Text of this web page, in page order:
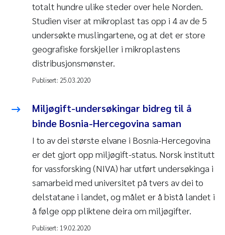
totalt hundre ulike steder over hele Norden.
Studien viser at mikroplast tas opp i 4 av de 5
undersøkte muslingartene, og at det er store
geografiske forskjeller i mikroplastens
distribusjonsmønster.
Publisert: 25.03.2020
Miljøgift-undersøkingar bidreg til å
binde Bosnia-Hercegovina saman
I to av dei største elvane i Bosnia-Hercegovina
er det gjort opp miljøgift-status. Norsk institutt
for vassforsking (NIVA) har utført undersøkinga i
samarbeid med universitet på tvers av dei to
delstatane i landet, og målet er å bistå landet i
å følge opp pliktene deira om miljøgifter.
Publisert: 19.02.2020